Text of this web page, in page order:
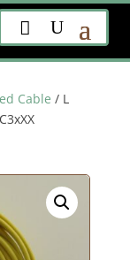
Cable / L